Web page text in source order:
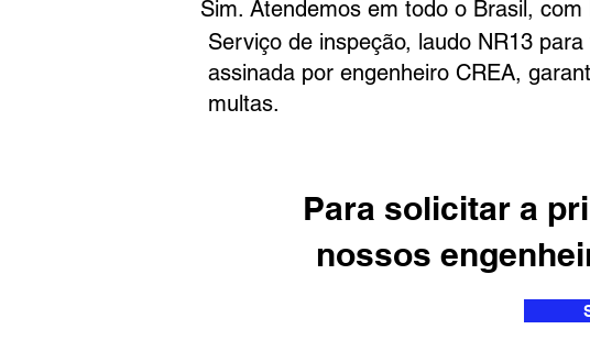
Sim. Atendemos em todo o Brasil,
Serviço de inspeção, laudo NR13
assinada por engenheiro CREA,
multas.
Para solicitar a
nossos